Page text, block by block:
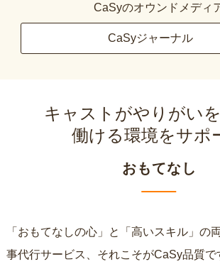
CaSyのオウンドメディ
CaSyジャーナル
キャストがやりがい
働ける環境をサポ
おもてなし
「おもてなしの心」と「高いスキル」の
事代行サービス、それこそがCaSy品質で